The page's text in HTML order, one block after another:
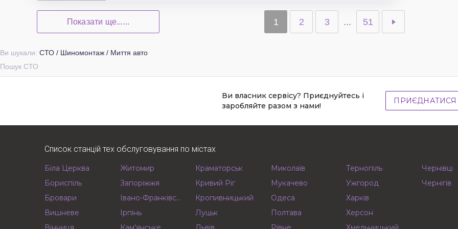
Показати ще...... 1 2 3 ... 51
Ви шукали: СТО / Шиномонтаж / Миття авто
Пошук СТО
Ви власник сервісу? Приєднуйтесь і
заробляйте разом з нами!
ПРИЄДНАТИСЯ
Список станцій тех обслуговування по містах
Біла Церква
Бориспіль
Бровари
Вишневе
Житомир
Запоріжжя
Івано-Франківськ
Ірпінь
Краматорськ
Кривий Ріг
Кропивницький
Луцьк
Миколаїв
Мукачево
Одеса
Полтава
Тернопіль
Ужгород
Харків
Херсон
Чернівці
Чернігів